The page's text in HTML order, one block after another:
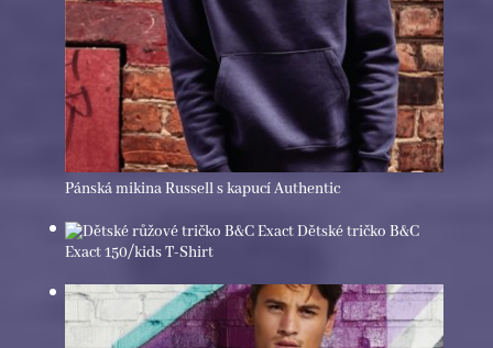
Pánská mikina Russell s kapucí Authentic
Dětské tričko B&C
Exact 150/kids T-Shirt